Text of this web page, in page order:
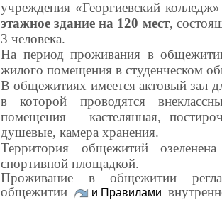
учреждения «Георгиевский
этажное здание на 120 мест,
3 человека.
На период проживания в
жилого помещения в студенческом
В общежитиях имеется актовый зал
в которой проводятся
помещения – кастелянная,
душевые, камера хранения.
Территория общежитий
спортивной площадкой.
Проживание в общежитии
общежитии
и Правилами